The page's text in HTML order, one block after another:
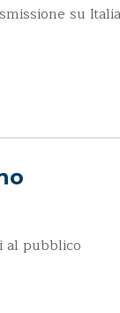
su
al pubblico